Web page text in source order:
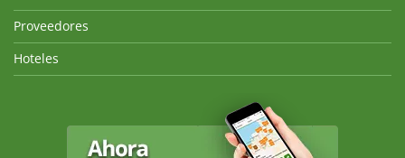
Proveedores
Hoteles